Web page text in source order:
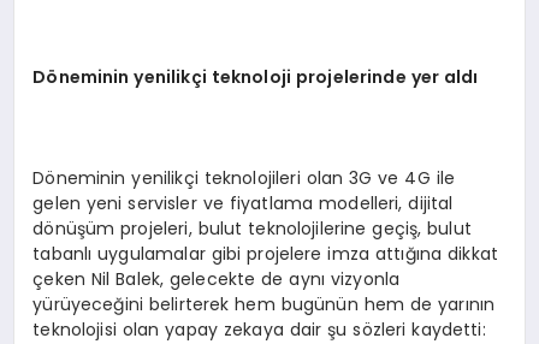
Döneminin yenilikçi teknoloji projelerinde yer aldı
Döneminin yenilikçi teknolojileri olan 3G ve 4G ile
gelen yeni servisler ve fiyatlama modelleri, dijital
dönüşüm projeleri, bulut teknolojilerine geçiş, bulut
tabanlı uygulamalar gibi projelere imza attığına dikkat
çeken Nil Balek, gelecekte de aynı vizyonla
yürüyeceğini belirterek hem bugünün hem de yarının
teknolojisi olan yapay zekaya dair şu sözleri kaydetti: